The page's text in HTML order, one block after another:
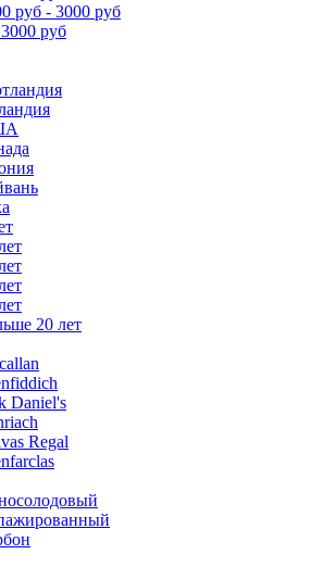
руб - 3000 руб
руб
20 лет
Daniel's
Regal